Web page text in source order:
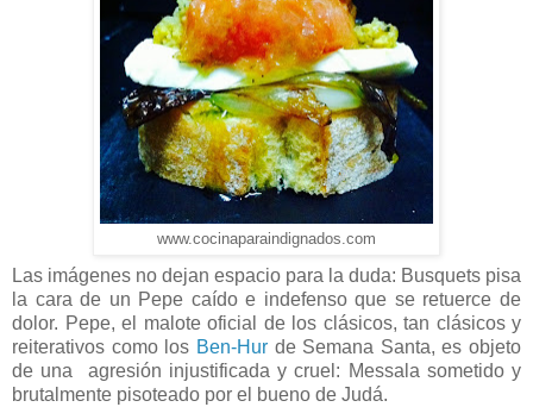
www.cocinaparaindignados.com
Las imágenes no dejan espacio para la duda: Busquets pisa
la cara de un Pepe caído e indefenso que se retuerce de
dolor. Pepe, el malote oficial de los clásicos, tan clásicos y
reiterativos como los Ben-Hurde Semana Santa, es objeto
de una agresión injustificada y cruel: Messala sometido y
brutalmente pisoteado por el bueno de Judá.